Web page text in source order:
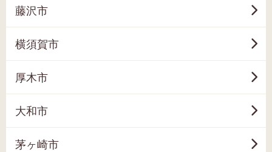
藤沢市
横須賀市
厚木市
大和市
茅ヶ崎市